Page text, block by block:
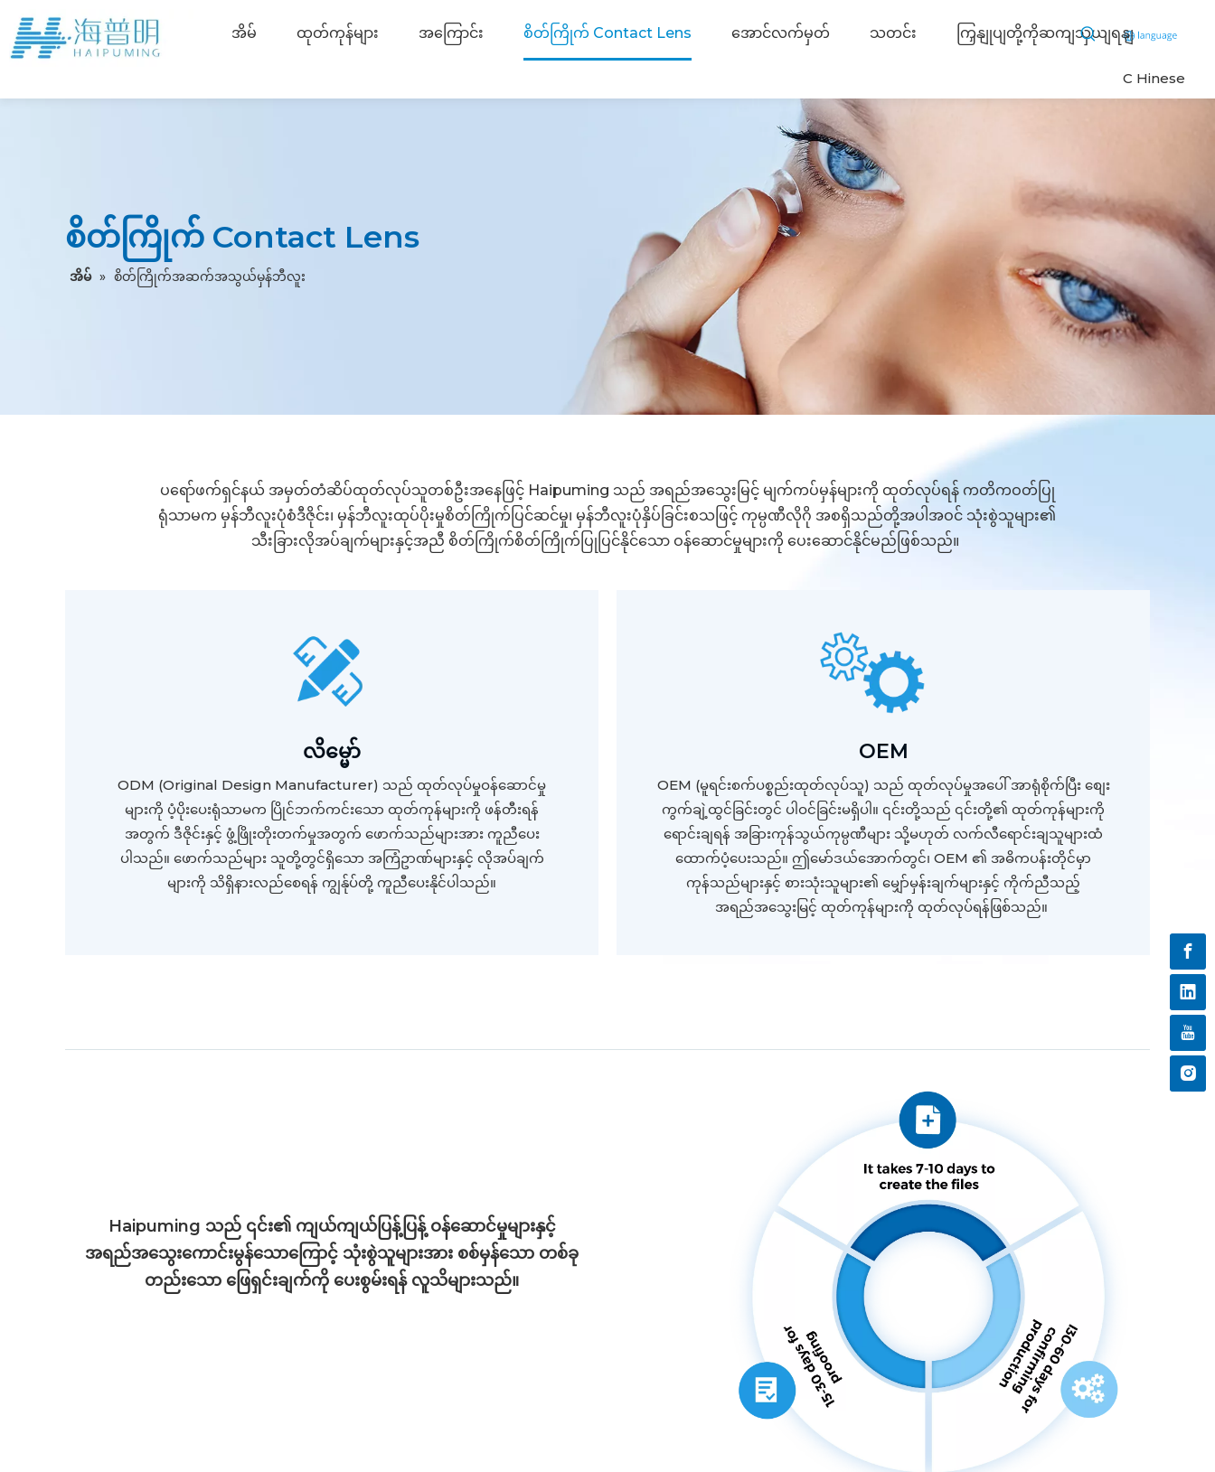
အိမ် ထုတ်ကုန်များ အကြောင်း စိတ်ကြိုက် Contact Lens အောင်လက်မှတ် သတင်း ကြှနျုပျတို့ကိုဆကျသှယျရနျ
C Hinese
စိတ်ကြိုက် Contact Lens
အိမ် » စိတ်ကြိုက်အဆက်အသွယ်မှန်ဘီလူး
ပရော်ဖက်ရှင်နယ် အမှတ်တံဆိပ်ထုတ်လုပ်သူတစ်ဦးအနေဖြင့် Haipuming သည် အရည်အသွေးမြင့် မျက်ကပ်မှန်များကို ထုတ်လုပ်ရန် ကတိကဝတ်ပြု
ရုံသာမက မှန်ဘီလူးပုံစံဒီဇိုင်း၊ မှန်ဘီလူးထုပ်ပိုးမှုစိတ်ကြိုက်ပြင်ဆင်မှု၊ မှန်ဘီလူးပုံနှိပ်ခြင်းစသဖြင့် ကုမ္ပဏီလိုဂို အစရှိသည်တို့အပါအဝင် သုံးစွဲသူများ၏
သီးခြားလိုအပ်ချက်များနှင့်အညီ စိတ်ကြိုက်စိတ်ကြိုက်ပြုပြင်နိုင်သော ဝန်ဆောင်မှုများကို ပေးဆောင်နိုင်မည်ဖြစ်သည်။
လိမ္မော်
ODM (Original Design Manufacturer) သည် ထုတ်လုပ်မှုဝန်ဆောင်မှု
များကို ပံ့ပိုးပေးရုံသာမက ပြိုင်ဘက်ကင်းသော ထုတ်ကုန်များကို ဖန်တီးရန်
အတွက် ဒီဇိုင်းနှင့် ဖွံ့ဖြိုးတိုးတက်မှုအတွက် ဖောက်သည်များအား ကူညီပေး
ပါသည်။ ဖောက်သည်များ သူတို့တွင်ရှိသော အကြံဥာဏ်များနှင့် လိုအပ်ချက်
များကို သိရှိနားလည်စေရန် ကျွန်ုပ်တို့ ကူညီပေးနိုင်ပါသည်။
OEM
OEM (မူရင်းစက်ပစ္စည်းထုတ်လုပ်သူ) သည် ထုတ်လုပ်မှုအပေါ် အာရုံစိုက်ပြီး စျေး
ကွက်ချဲ့ထွင်ခြင်းတွင် ပါဝင်ခြင်းမရှိပါ။ ၎င်းတို့သည် ၎င်းတို့၏ ထုတ်ကုန်များကို
ရောင်းချရန် အခြားကုန်သွယ်ကုမ္ပဏီများ သို့မဟုတ် လက်လီရောင်းချသူများထံ
ထောက်ပံ့ပေးသည်။ ဤမော်ဒယ်အောက်တွင်၊ OEM ၏ အဓိကပန်းတိုင်မှာ
ကုန်သည်များနှင့် စားသုံးသူများ၏ မျှော်မှန်းချက်များနှင့် ကိုက်ညီသည့်
အရည်အသွေးမြင့် ထုတ်ကုန်များကို ထုတ်လုပ်ရန်ဖြစ်သည်။
Haipuming သည် ၎င်း၏ ကျယ်ကျယ်ပြန့်ပြန့် ဝန်ဆောင်မှုများနှင့်
အရည်အသွေးကောင်းမွန်သောကြောင့် သုံးစွဲသူများအား စစ်မှန်သော တစ်ခု
တည်းသော ဖြေရှင်းချက်ကို ပေးစွမ်းရန် လူသိများသည်။